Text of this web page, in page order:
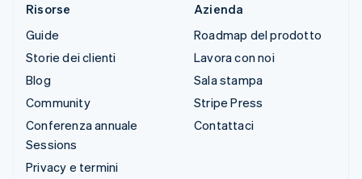
Risorse
Guide
Storie dei clienti
Blog
Community
Conferenza annuale
Sessions
Privacy e termini
Azienda
Roadmap del prodotto
Lavora con noi
Sala stampa
Stripe Press
Contattaci